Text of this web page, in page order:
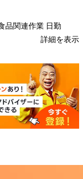
関連作業 日勤
詳細を表示